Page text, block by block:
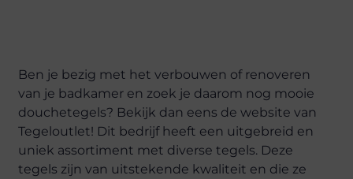
Ben je bezig met het verbouwen of renoveren
van je badkamer en zoek je daarom nog mooie
douchetegels? Bekijk dan eens de website van
Tegeloutlet! Dit bedrijf heeft een uitgebreid en
uniek assortiment met diverse tegels. Deze
tegels zijn van uitstekende kwaliteit en die ze